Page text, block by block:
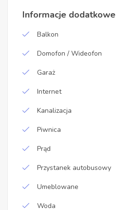
Informacje dodatkowe
Balkon
Domofon / Wideofon
Garaż
Internet
Kanalizacja
Piwnica
Prąd
Przystanek autobusowy
Umeblowane
Woda